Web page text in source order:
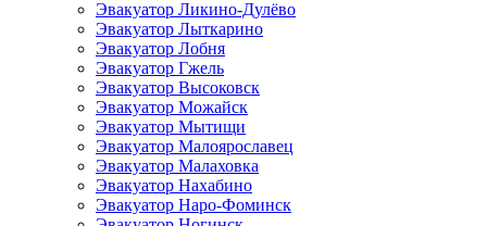
Эвакуатор Ликино-Дулёво
Эвакуатор Лыткарино
Эвакуатор Лобня
Эвакуатор Гжель
Эвакуатор Высоковск
Эвакуатор Можайск
Эвакуатор Мытищи
Эвакуатор Малоярославец
Эвакуатор Малаховка
Эвакуатор Нахабино
Эвакуатор Наро-Фоминск